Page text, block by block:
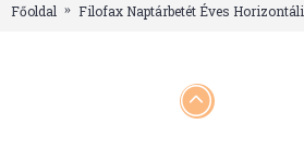
Főoldal Filofax Naptárbetét Éves